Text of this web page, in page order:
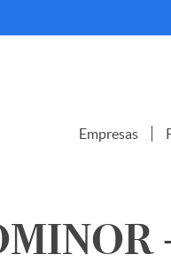
Empresas